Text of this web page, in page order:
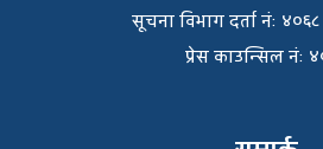
सूचना विभाग दर्ता नंः
प्रेस काउन्सिल नंः